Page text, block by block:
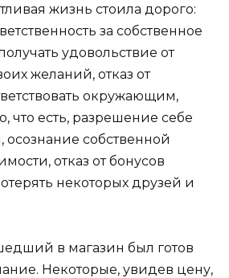
жизнь стоила дорого:
за собственное
удовольствие от
желаний, отказ от
окружающим,
что есть, разрешение себе
осознание собственной
отказ от бонусов
некоторых друзей и
в магазин был готов
Некоторые, увидев цену,